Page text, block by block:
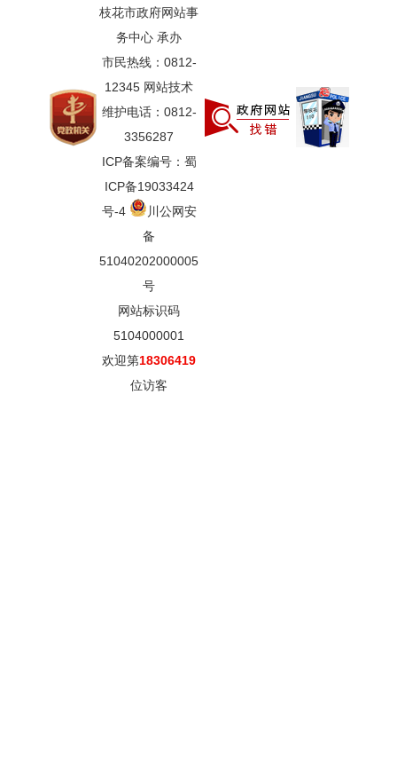
枝花市政府网站事
务中心 承办
市民热线：0812-
12345 网站技术
维护电话：0812-
3356287
ICP备案编号：蜀
ICP备19033424
号-4
川公网安
备
51040202000005
号
网站标识码
5104000001
欢迎第18306419
位访客